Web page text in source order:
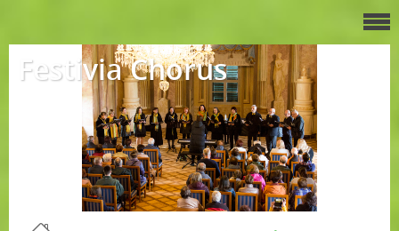
Festivia Chorus